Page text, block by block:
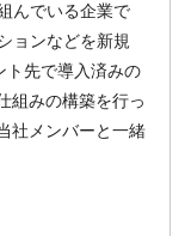
んでいる企業で
ョンなどを新規
ト先で導入済みの
組みの構築を行っ
社メンバーと一緒